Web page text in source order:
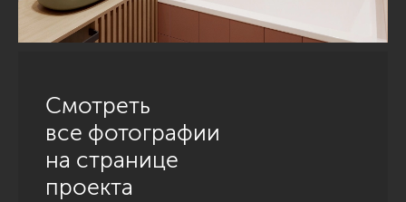
Смотреть
все фотографии
на странице
проекта